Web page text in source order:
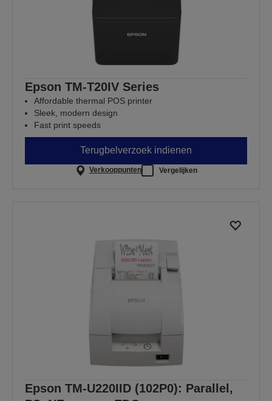
Epson TM-T20IV Series
Affordable thermal POS printer
Sleek, modern design
Fast print speeds
Terugbelverzoek indienen
Verkooppunten Vergelijken
Epson TM-U220IID (102P0): Parallel,